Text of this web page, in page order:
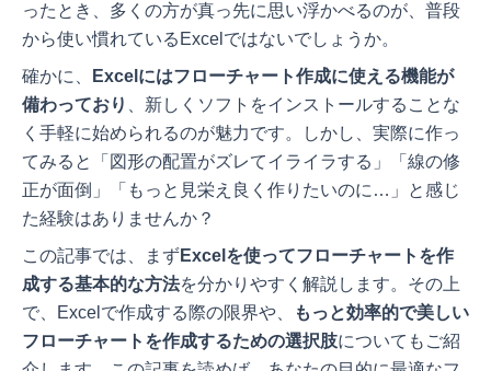
ったとき、多くの方が真っ先に思い浮かべるのが、普段
から使い慣れているExcelではないでしょうか。
確かに、
Excelにはフローチャート作成に使える機能が
備わっており
、新しくソフトをインストールすることな
く手軽に始められるのが魅力です。しかし、実際に作っ
てみると「図形の配置がズレてイライラする」「線の修
正が面倒」「もっと見栄え良く作りたいのに…」と感じ
た経験はありませんか？
この記事では、まずExcelを使ってフローチャートを作
成する基本的な方法を分かりやすく解説します。その上
で、Excelで作成する際の限界や、
もっと効率的で美しい
フローチャートを作成するための選択肢についてもご紹